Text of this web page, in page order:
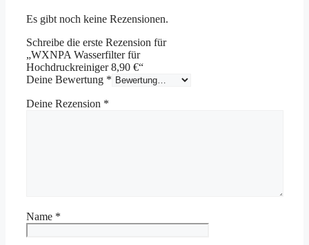
Es gibt noch keine Rezensionen.
Schreibe die erste Rezension für
„WXNPA Wasserfilter für
Hochdruckreiniger 8,90 €“
Deine Bewertung *
Deine Rezension *
Name *